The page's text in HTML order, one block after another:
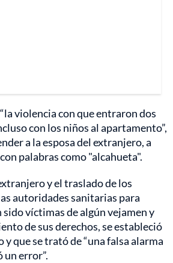
violencia con que entraron dos
con los niños al apartamento”,
a la esposa del extranjero, a
palabras como "alcahueta".
y el traslado de los
autoridades sanitarias para
víctimas de algún vejamen y
de sus derechos, se estableció
y que se trató de “una falsa alarma
un error”.